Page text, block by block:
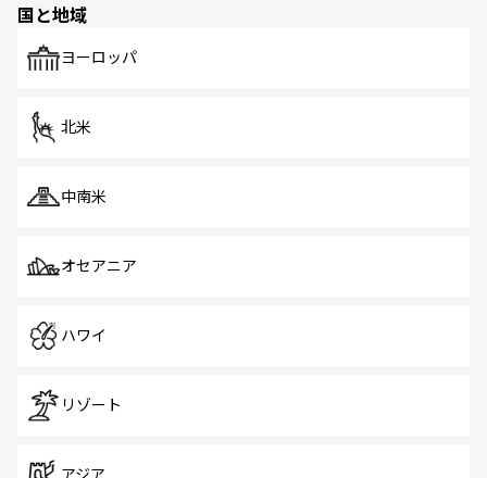
で、ホーカーズは地元の風情を楽しめる外せないスポット
国と地域
ヨーロッパ
北米
中南米
オセアニア
ハワイ
リゾート